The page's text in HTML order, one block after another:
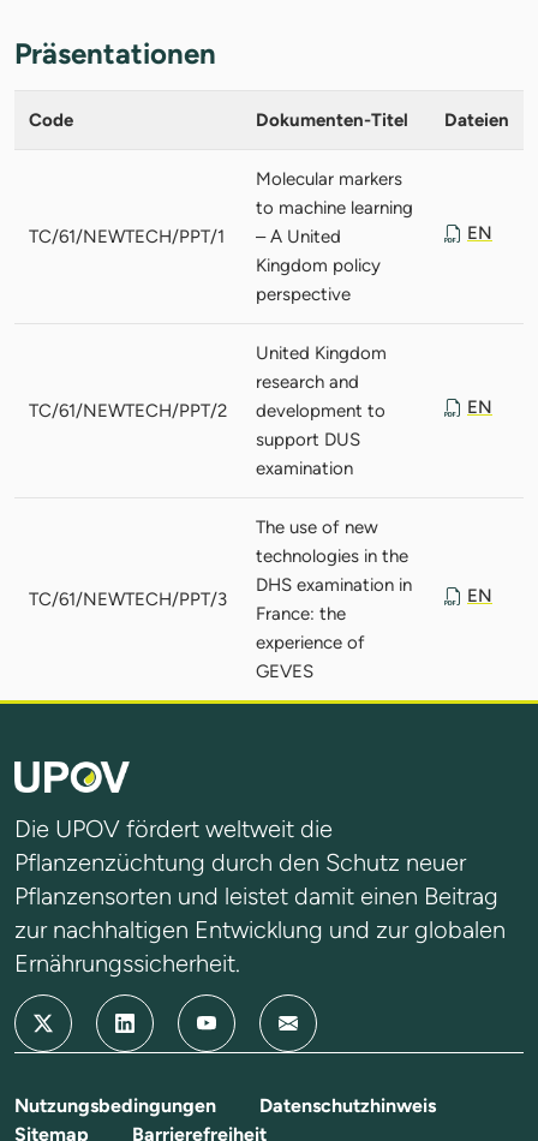
Präsentationen
Code Dokumenten-Titel Dateien
TC/61/NEWTECH/PPT/1
Molecular markers
to machine learning
– A United
Kingdom policy
perspective
EN
TC/61/NEWTECH/PPT/2
United Kingdom
research and
development to
support DUS
examination
EN
TC/61/NEWTECH/PPT/3
The use of new
technologies in the
DHS examination in
France: the
experience of
GEVES
EN
Die UPOV fördert weltweit die
Pflanzenzüchtung durch den Schutz neuer
Pflanzensorten und leistet damit einen Beitrag
zur nachhaltigen Entwicklung und zur globalen
Ernährungssicherheit.
Nutzungsbedingungen
Datenschutzhinweis
Sitemap
Barrierefreiheit